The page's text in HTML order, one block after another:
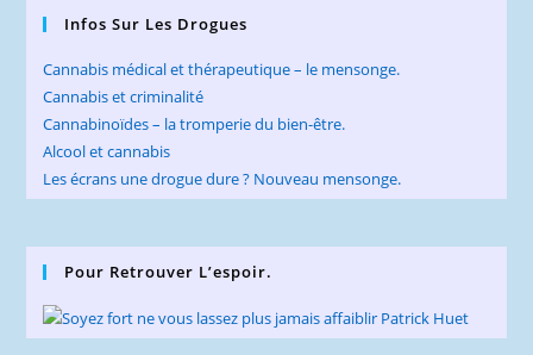
Infos Sur Les Drogues
Cannabis médical et thérapeutique – le mensonge.
Cannabis et criminalité
Cannabinoïdes – la tromperie du bien-être.
Alcool et cannabis
Les écrans une drogue dure ? Nouveau mensonge.
Pour Retrouver L’espoir.